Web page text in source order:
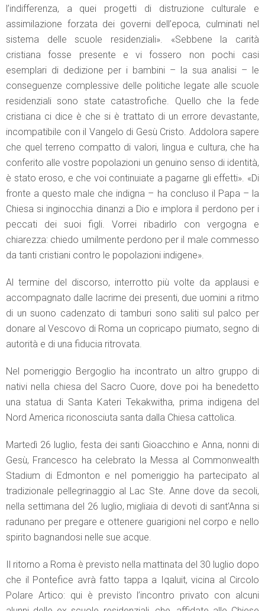
l’indifferenza, a quei progetti di distruzione culturale e
assimilazione forzata dei governi dell’epoca, culminati nel
sistema delle scuole residenziali». «Sebbene la carità
cristiana fosse presente e vi fossero non pochi casi
esemplari di dedizione per i bambini – la sua analisi – le
conseguenze complessive delle politiche legate alle scuole
residenziali sono state catastrofiche. Quello che la fede
cristiana ci dice è che si è trattato di un errore devastante,
incompatibile con il Vangelo di Gesù Cristo. Addolora sapere
che quel terreno compatto di valori, lingua e cultura, che ha
conferito alle vostre popolazioni un genuino senso di identità,
è stato eroso, e che voi continuiate a pagarne gli effetti». «Di
fronte a questo male che indigna – ha concluso il Papa – la
Chiesa si inginocchia dinanzi a Dio e implora il perdono per i
peccati dei suoi figli. Vorrei ribadirlo con vergogna e
chiarezza: chiedo umilmente perdono per il male commesso
da tanti cristiani contro le popolazioni indigene».
Al termine del discorso, interrotto più volte da applausi e
accompagnato dalle lacrime dei presenti, due uomini a ritmo
di un suono cadenzato di tamburi sono saliti sul palco per
donare al Vescovo di Roma un copricapo piumato, segno di
autorità e di una fiducia ritrovata.
Nel pomeriggio Bergoglio ha incontrato un altro gruppo di
nativi nella chiesa del Sacro Cuore, dove poi ha benedetto
una statua di Santa Kateri Tekakwitha, prima indigena del
Nord America riconosciuta santa dalla Chiesa cattolica.
Martedì 26 luglio, festa dei santi Gioacchino e Anna, nonni di
Gesù, Francesco ha celebrato la Messa al Commonwealth
Stadium di Edmonton e nel pomeriggio ha partecipato al
tradizionale pellegrinaggio al Lac Ste. Anne dove da secoli,
nella settimana del 26 luglio, migliaia di devoti di sant’Anna si
radunano per pregare e ottenere guarigioni nel corpo e nello
spirito bagnandosi nelle sue acque.
Il ritorno a Roma è previsto nella mattinata del 30 luglio dopo
che il Pontefice avrà fatto tappa a Iqaluit, vicina al Circolo
Polare Artico: qui è previsto l’incontro privato con alcuni